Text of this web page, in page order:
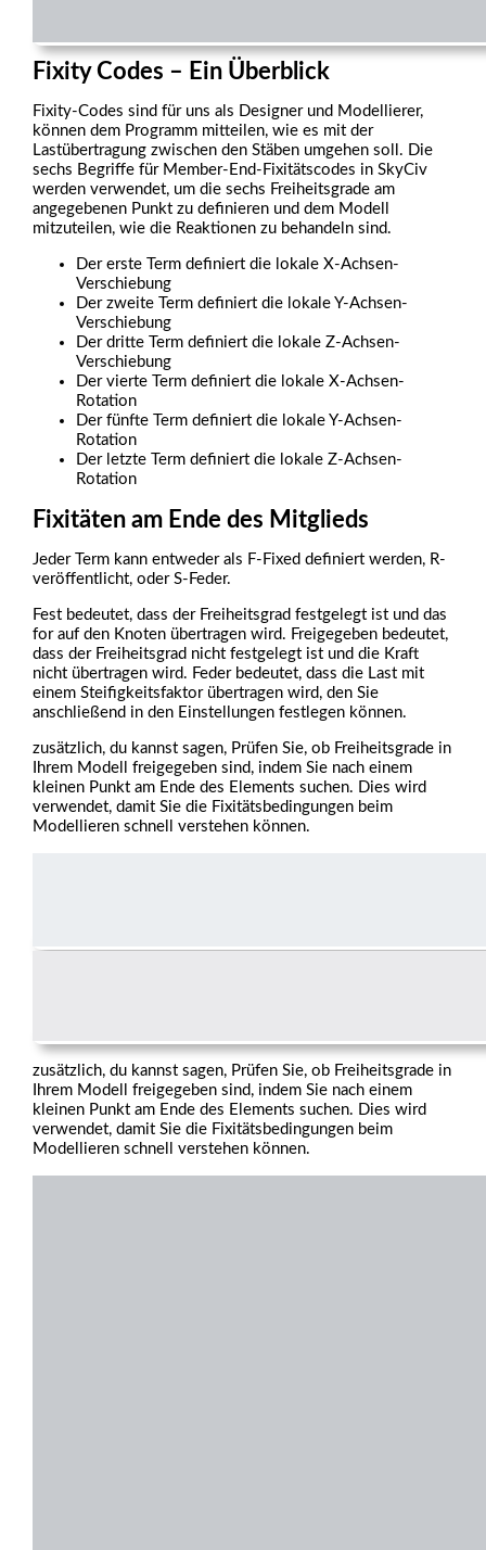
Fixity Codes – Ein Überblick
Fixity-Codes sind für uns als Designer und Modellierer,
können dem Programm mitteilen, wie es mit der
Lastübertragung zwischen den Stäben umgehen soll. Die
sechs Begriffe für Member-End-Fixitätscodes in SkyCiv
werden verwendet, um die sechs Freiheitsgrade am
angegebenen Punkt zu definieren und dem Modell
mitzuteilen, wie die Reaktionen zu behandeln sind.
Der erste Term definiert die lokale X-Achsen-
Verschiebung
Der zweite Term definiert die lokale Y-Achsen-
Verschiebung
Der dritte Term definiert die lokale Z-Achsen-
Verschiebung
Der vierte Term definiert die lokale X-Achsen-
Rotation
Der fünfte Term definiert die lokale Y-Achsen-
Rotation
Der letzte Term definiert die lokale Z-Achsen-
Rotation
Fixitäten am Ende des Mitglieds
Jeder Term kann entweder als F-Fixed definiert werden, R-
veröffentlicht, oder S-Feder.
Fest bedeutet, dass der Freiheitsgrad festgelegt ist und das
for auf den Knoten übertragen wird. Freigegeben bedeutet,
dass der Freiheitsgrad nicht festgelegt ist und die Kraft
nicht übertragen wird. Feder bedeutet, dass die Last mit
einem Steifigkeitsfaktor übertragen wird, den Sie
anschließend in den Einstellungen festlegen können.
zusätzlich, du kannst sagen, Prüfen Sie, ob Freiheitsgrade in
Ihrem Modell freigegeben sind, indem Sie nach einem
kleinen Punkt am Ende des Elements suchen. Dies wird
verwendet, damit Sie die Fixitätsbedingungen beim
Modellieren schnell verstehen können.
zusätzlich, du kannst sagen, Prüfen Sie, ob Freiheitsgrade in
Ihrem Modell freigegeben sind, indem Sie nach einem
kleinen Punkt am Ende des Elements suchen. Dies wird
verwendet, damit Sie die Fixitätsbedingungen beim
Modellieren schnell verstehen können.